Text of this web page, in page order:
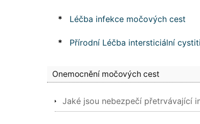
* Léčba infekce močových cest
* Přírodní Léčba intersticiální
Onemocnění močových cest
Jaké jsou nebezpečí přetrvávající